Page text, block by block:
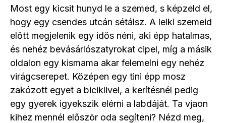
Most egy kicsit hunyd le a szemed, s képzeld el,
hogy egy csendes utcán sétálsz. A lelki szemeid
előtt megjelenik egy idős néni, aki épp hatalmas,
és nehéz bevásárlószatyrokat cipel, míg a másik
oldalon egy kismama akar felemelni egy nehéz
virágcserepet. Középen egy tini épp mosz
zakózott egyet a biciklivel, a kerítésnél pedig
egy gyerek igyekszik elérni a labdáját. Ta vjaon
kihez mennél először oda segíteni? Nézd meg,